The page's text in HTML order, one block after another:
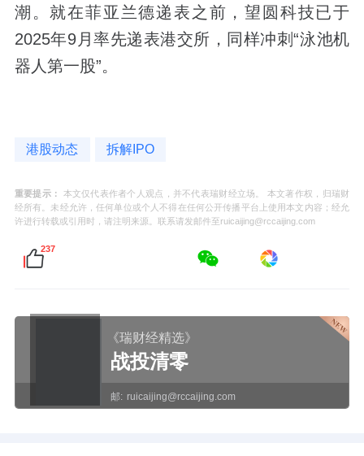
潮。就在菲亚兰德递表之前，望圆科技已于
2025年9月率先递表港交所，同样冲刺“泳池机
器人第一股”。
港股动态 拆解IPO
重要提示：
本文仅代表作者个人观点，并不代表瑞财经立场。 本文著作权，归瑞财
经所有。未经允许，任何单位或个人不得在任何公开传播平台上使用本文内容；经允
许进行转载或引用时，请注明来源。联系请发邮件至ruicaijing@rccaijing.com
237
《瑞财经精选》
战投清零
邮: ruicaijing@rccaijing.com